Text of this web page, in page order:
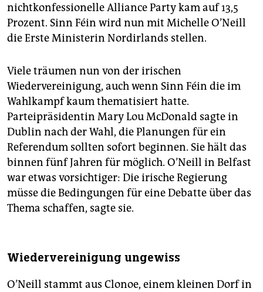
nichtkonfessionelle Alliance Party kam auf 13,5
Prozent. Sinn Féin wird nun mit Michelle O’Neill
die Erste Ministerin Nordirlands stellen.
Viele träumen nun von der irischen
Wiedervereinigung, auch wenn Sinn Féin die im
Wahlkampf kaum thematisiert hatte.
Parteipräsidentin Mary Lou McDonald sagte in
Dublin nach der Wahl, die Planungen für ein
Referendum sollten sofort beginnen. Sie hält das
binnen fünf Jahren für möglich. O’Neill in Belfast
war etwas vorsichtiger: Die irische Regierung
müsse die Bedingungen für eine Debatte über das
Thema schaffen, sagte sie.
Wiedervereinigung ungewiss
O’Neill stammt aus Clonoe, einem kleinen Dorf in